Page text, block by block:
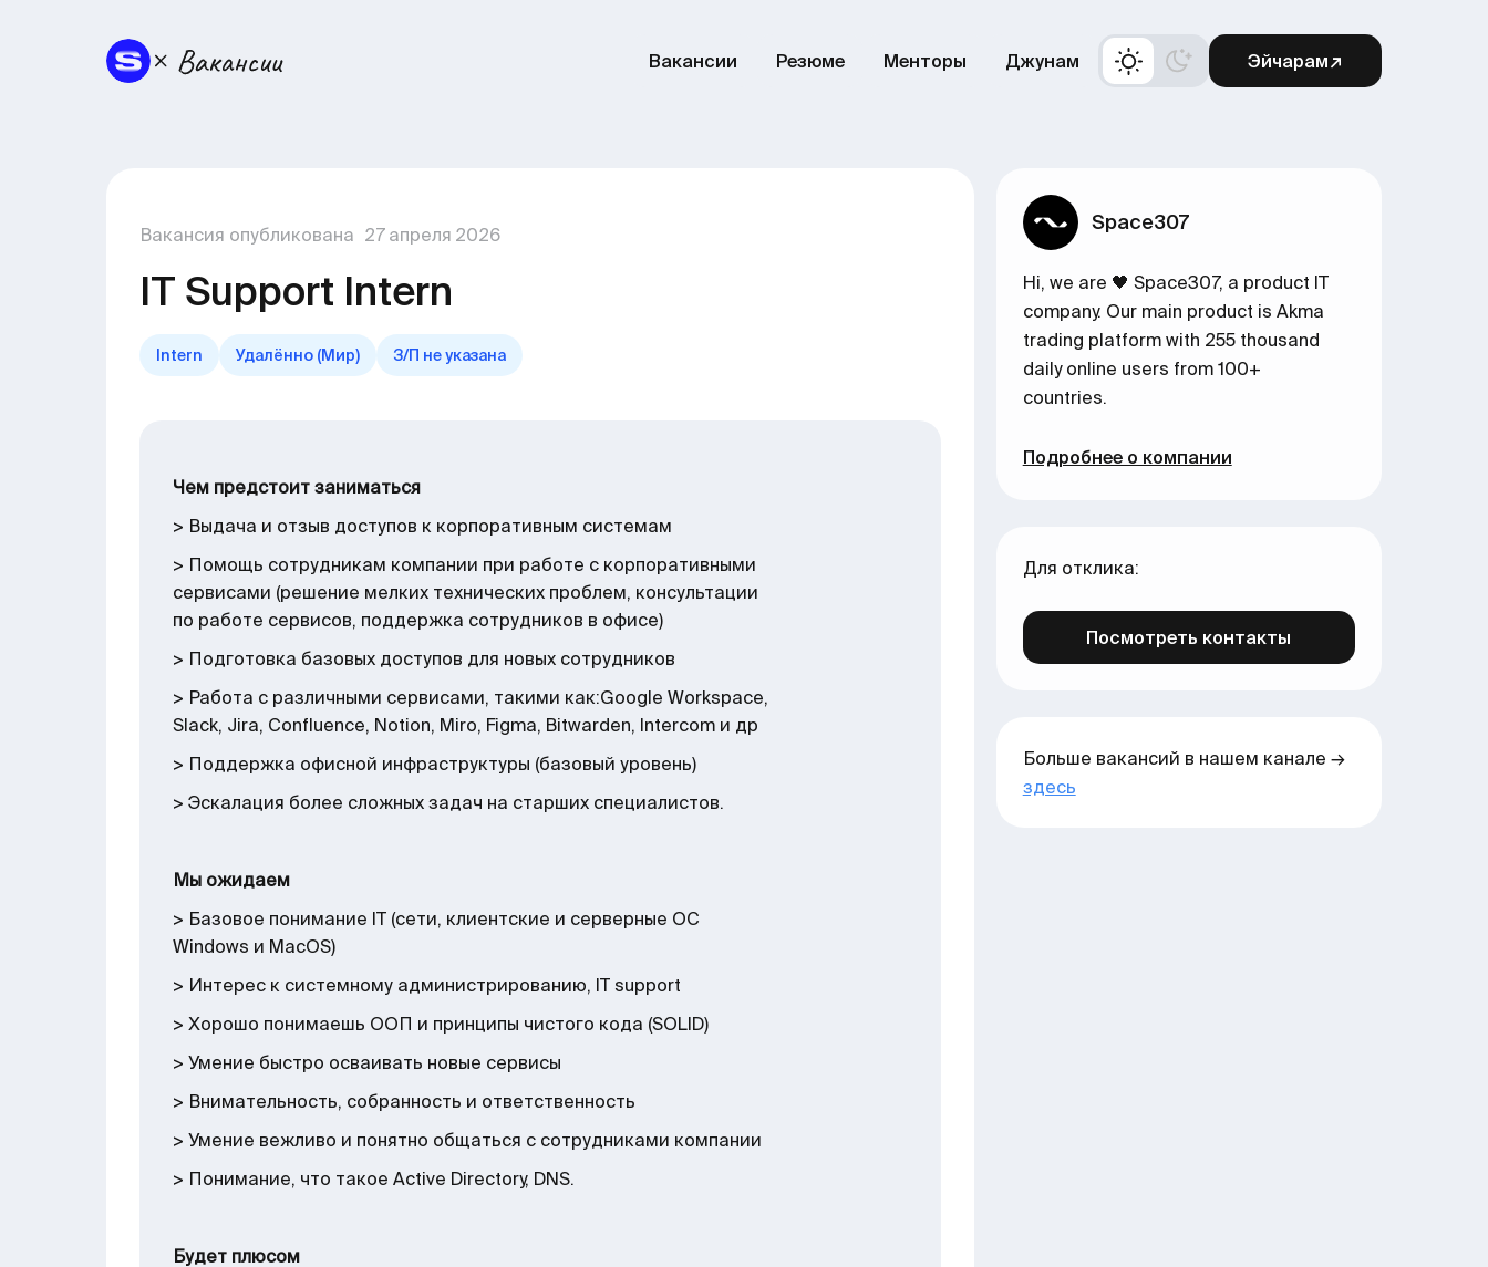
Вакансии Резюме Менторы Джунам Эйчарам↗
Вакансия опубликована 27 апреля 2026
IT Support Intern
Intern Удалённо (Мир) З/П не указана
Чем предстоит заниматься
> Выдача и отзыв доступов к корпоративным системам
> Помощь сотрудникам компании при работе с корпоративными
сервисами (решение мелких технических проблем, консультации
по работе сервисов, поддержка сотрудников в офисе)
> Подготовка базовых доступов для новых сотрудников
> Работа с различными сервисами, такими как:Google Workspace,
Slack, Jira, Confluence, Notion, Miro, Figma, Bitwarden, Intercom и др
> Поддержка офисной инфраструктуры (базовый уровень)
> Эскалация более сложных задач на старших специалистов.
Мы ожидаем
> Базовое понимание IT (сети, клиентские и серверные ОС
Windows и MacOS)
> Интерес к системному администрированию, IT support
> Хорошо понимаешь ООП и принципы чистого кода (SOLID)
> Умение быстро осваивать новые сервисы
> Внимательность, собранность и ответственность
> Умение вежливо и понятно общаться с сотрудниками компании
> Понимание, что такое Active Directory, DNS.
Будет плюсом
Space307
Hi, we are 🖤 Space307, a product IT
company. Our main product is Akma
trading platform with 255 thousand
daily online users from 100+
countries.
Подробнее о компании
Для отклика:
Посмотреть контакты
Больше вакансий в нашем канале →
здесь